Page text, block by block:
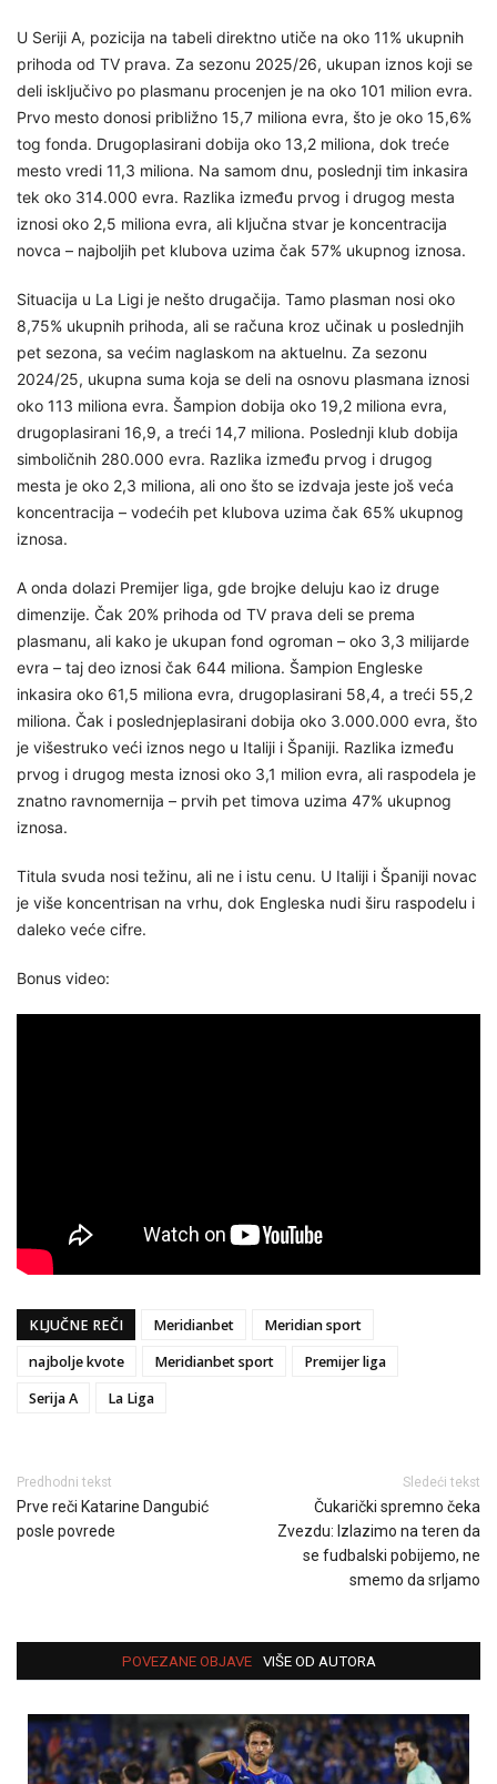
U Seriji A, pozicija na tabeli direktno utiče na oko 11% ukupnih
prihoda od TV prava. Za sezonu 2025/26, ukupan iznos koji se
deli isključivo po plasmanu procenjen je na oko 101 milion evra.
Prvo mesto donosi približno 15,7 miliona evra, što je oko 15,6%
tog fonda. Drugoplasirani dobija oko 13,2 miliona, dok treće
mesto vredi 11,3 miliona. Na samom dnu, poslednji tim inkasira
tek oko 314.000 evra. Razlika između prvog i drugog mesta
iznosi oko 2,5 miliona evra, ali ključna stvar je koncentracija
novca – najboljih pet klubova uzima čak 57% ukupnog iznosa.
Situacija u La Ligi je nešto drugačija. Tamo plasman nosi oko
8,75% ukupnih prihoda, ali se računa kroz učinak u poslednjih
pet sezona, sa većim naglaskom na aktuelnu. Za sezonu
2024/25, ukupna suma koja se deli na osnovu plasmana iznosi
oko 113 miliona evra. Šampion dobija oko 19,2 miliona evra,
drugoplasirani 16,9, a treći 14,7 miliona. Poslednji klub dobija
simboličnih 280.000 evra. Razlika između prvog i drugog
mesta je oko 2,3 miliona, ali ono što se izdvaja jeste još veća
koncentracija – vodećih pet klubova uzima čak 65% ukupnog
iznosa.
A onda dolazi Premijer liga, gde brojke deluju kao iz druge
dimenzije. Čak 20% prihoda od TV prava deli se prema
plasmanu, ali kako je ukupan fond ogroman – oko 3,3 milijarde
evra – taj deo iznosi čak 644 miliona. Šampion Engleske
inkasira oko 61,5 miliona evra, drugoplasirani 58,4, a treći 55,2
miliona. Čak i poslednjeplasirani dobija oko 3.000.000 evra, što
je višestruko veći iznos nego u Italiji i Španiji. Razlika između
prvog i drugog mesta iznosi oko 3,1 milion evra, ali raspodela je
znatno ravnomernija – prvih pet timova uzima 47% ukupnog
iznosa.
Titula svuda nosi težinu, ali ne i istu cenu. U Italiji i Španiji novac
je više koncentrisan na vrhu, dok Engleska nudi širu raspodelu i
daleko veće cifre.
Bonus video:
KLJUČNE REČI Meridianbet
Meridian sport
najbolje kvote
Meridianbet sport
Premijer liga
Serija A
La Liga
Predhodni tekst
Prve reči Katarine Dangubić
posle povrede
Sledeći tekst
Čukarički spremno čeka
Zvezdu: Izlazimo na teren da
se fudbalski pobijemo, ne
smemo da srljamo
POVEZANE OBJAVE VIŠE OD AUTORA